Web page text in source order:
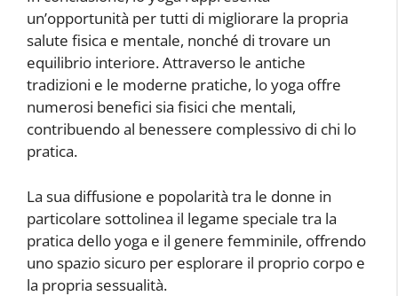
un’opportunità per tutti di migliorare la propria
salute fisica e mentale, nonché di trovare un
equilibrio interiore. Attraverso le antiche
tradizioni e le moderne pratiche, lo yoga offre
numerosi benefici sia fisici che mentali,
contribuendo al benessere complessivo di chi lo
pratica.
La sua diffusione e popolarità tra le donne in
particolare sottolinea il legame speciale tra la
pratica dello yoga e il genere femminile, offrendo
uno spazio sicuro per esplorare il proprio corpo e
la propria sessualità.